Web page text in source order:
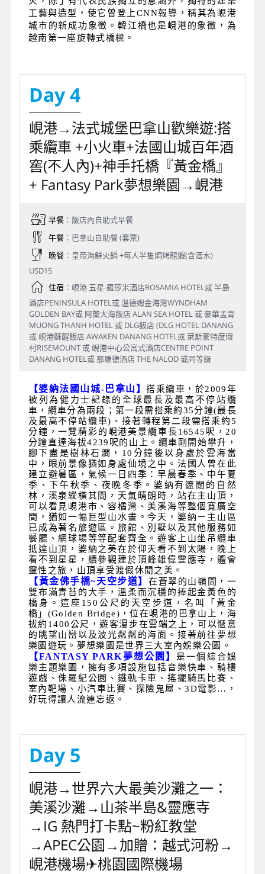
工藝與造型，使它曾登上CNN報導，稱其為峴港
城市的新成功象徵。韓江橋也是峴港的象徵，為
越南第一座旋轉式橋樑。
Day 4
峴港→法式城堡巴拿山歡樂遊:搭
乘纜車 +小火車+法國山城百年酒
窖(不人內)+神手托橋『黃金橋』
+ Fantasy Park夢想樂園→峴港
早餐：飯店內自助式早餐
午餐：巴拿山自助餐 (套票)
晚餐：皇帝海鮮火鍋 +每人半隻焗烤龍蝦(含酒水)
USD15
住宿：峴港 五星-羅莎米酒店ROSAMIA HOTEL或 半島
酒店PENINSULA HOTEL或 溫德姆金海灣WYNDHAM
GOLDEN BAY或 阿蘭大海飯店 ALAN SEA HOTEL 或 豪華孟青
MUONG THANH HOTEL 或 DLG飯店 (DLG HOTEL DANANG
或 峴港蘇醒飯店 AWAKEN DANANG HOTEL或 萊斯蒙特度假
村RISEMOUNT 或 峴港中心公寓式酒店CENTRE POINT
DANANG HOTEL或 那羅德酒店 THE NALOD 或同等級
【婆納法國山城- 巴拿山】搭乘纜車，於2009年
被列為健力士記錄的全球最長及最高不停站纜
車，纜車分為兩段；第一段需搭乘約35分鐘(最長
及最高不停站纜車) 、接著轉程第二段需搭乘約5
分鐘，一覽精彩的峴港美景纜車長16545 呎， 20
分鐘直達海拔4239 呎的山上。纜車剛開始攀升，
腳下盡是樹林石澗， 10 分鐘後以身處於雲海當
中，眼前景像猶如身處仙境之中。法國人曾在此
建立避暑區，氣候一日四季：早晨春季、中午夏
季、下午秋季、夜晚冬季。婆納有遼闊的自然
林，溪泉縱橫其間，天氣晴朗時，站在主山頂，
可以看見峴港市、容橘灣、美溪海等整個寬廣空
間，猶如一幅巨型山水畫。今天，婆納－主山區
已成為著名旅遊區。旅館、別墅以及其他服務如
餐廳、網球場等等配套齊全。遊客上山坐吊纜車
抵達山頂，婆納之美在於仰天看不到太陽，晚上
看不到星星，續參觀建於頂峰雄偉靈應寺，體會
靈性之旅，山頂享受渡假休閒之美。
【黃金佛手橋~天空步道】在蒼翠的山嶺間，一
雙布滿青苔的大手，溫柔而沉穩的捧起金黃色的
橋身。這座 150 公尺的天空步道，名叫「黃金
橋」 (Golden Bridge) ，位在峴港的巴拿山上，海
拔約 1400公尺，遊客漫步在雲端之上，可以愜意
的眺望山巒以及波光粼粼的海面。接著前往夢想
樂園遊玩。夢想樂園是世界三大室內娛樂公園。
【FANTASY PARK 夢想公園】是一個綜合娛
樂主題樂園，擁有多項設施包括音樂快車、騎樓
遊戲、侏羅紀公園、鐵軌卡車、搖擺騎馬比賽、
室內靶場、小汽車比賽、探險鬼屋、3D電影… ，
好玩得讓人流連忘返。
Day 5
峴港→世界六大最美沙灘之一：
美溪沙灘→山茶半島&靈應寺
→IG 熱門打卡點~粉紅教堂
→APEC公園→加贈：越式河粉→
峴港機場✈桃園國際機場